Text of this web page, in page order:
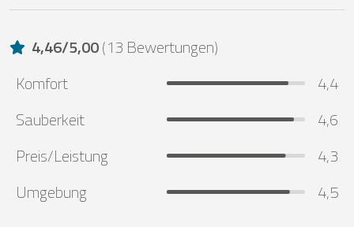
4,46/5,00(13 Bewertungen)
Komfort
4,4
Sauberkeit
4,6
Preis/Leistung
4,3
Umgebung
4,5